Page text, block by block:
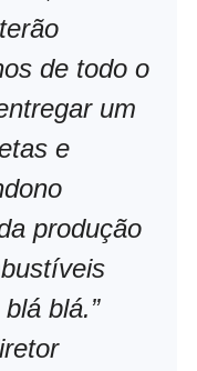
de todo o
um
e
produção
blá.”